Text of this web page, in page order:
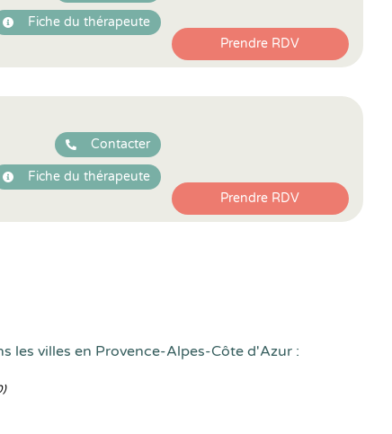
Fiche du thérapeute
Prendre RDV
Contacter
Fiche du thérapeute
Prendre RDV
les villes en Provence-Alpes-Côte d'Azur :